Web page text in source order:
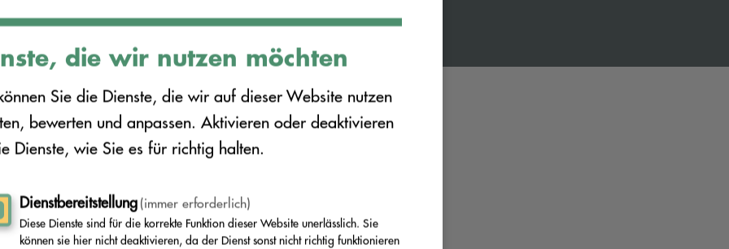
die wir nutzen möchten
Sie die Dienste, die wir auf dieser Website nutzen
bewerten und anpassen. Aktivieren oder deaktivieren
Dienste, wie Sie es für richtig halten.
Dienstbereitstellung (immer erforderlich)
Diese Dienste sind für die korrekte Funktion dieser Website unerlässlich. Sie
können sie hier nicht deaktivieren, da der Dienst sonst nicht richtig funktionieren